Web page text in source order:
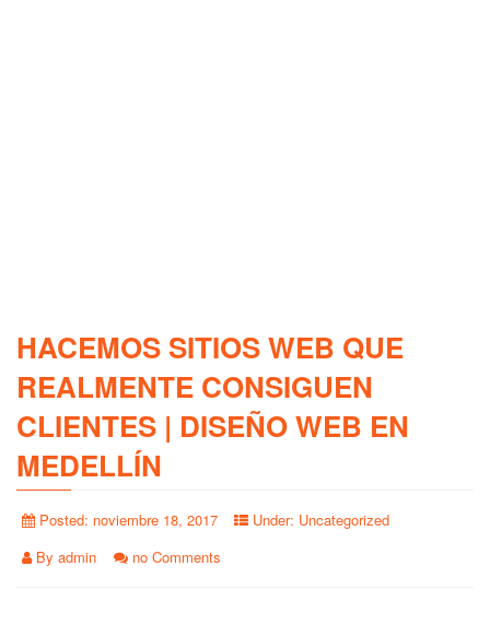
HACEMOS SITIOS WEB QUE
REALMENTE CONSIGUEN
CLIENTES | DISEÑO WEB EN
MEDELLÍN
Posted: noviembre 18, 2017 Under: Uncategorized
By admin no Comments